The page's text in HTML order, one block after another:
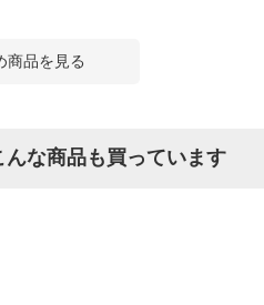
商品を見る
な商品も買っています